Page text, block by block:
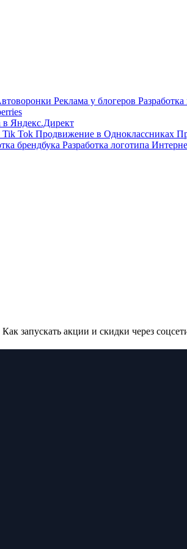
Реклама у блогеров
в Яндекс.Директ
Tok Продвижение в Одноклассниках
брендбука Разработка логотипа
Как запускать акции и скидки через